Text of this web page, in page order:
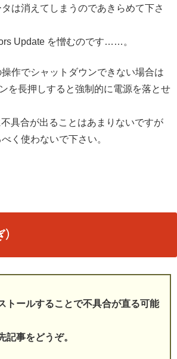
は消えてしまうのであきらめて下さ
Update を憎むのです……。
作でシャットダウンできない場合は
を長押しすると強制的に電源を落とせ
具合が出ることはあまりないですが
く使わないで下さい。
トールすることで不具合が直る可能
記事をどうぞ。